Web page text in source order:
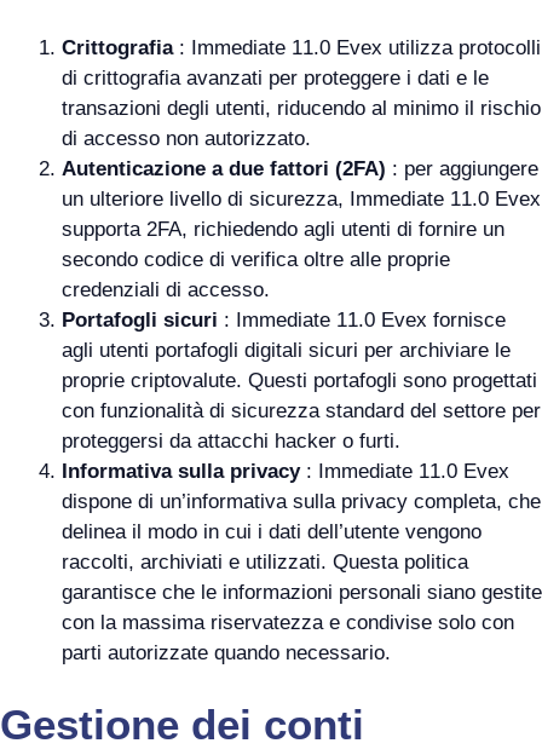
Crittografia: Immediate 11.0 Evex utilizza protocolli
di crittografia avanzati per proteggere i dati e le
transazioni degli utenti, riducendo al minimo il rischio
di accesso non autorizzato.
Autenticazione a due fattori (2FA) : per aggiungere
un ulteriore livello di sicurezza, Immediate 11.0 Evex
supporta 2FA, richiedendo agli utenti di fornire un
secondo codice di verifica oltre alle proprie
credenziali di accesso.
Portafogli sicuri : Immediate 11.0 Evex fornisce
agli utenti portafogli digitali sicuri per archiviare le
proprie criptovalute. Questi portafogli sono progettati
con funzionalità di sicurezza standard del settore per
proteggersi da attacchi hacker o furti.
Informativa sulla privacy: Immediate 11.0 Evex
dispone di un’informativa sulla privacy completa, che
delinea il modo in cui i dati dell’utente vengono
raccolti, archiviati e utilizzati. Questa politica
garantisce che le informazioni personali siano gestite
con la massima riservatezza e condivise solo con
parti autorizzate quando necessario.
Gestione dei conti